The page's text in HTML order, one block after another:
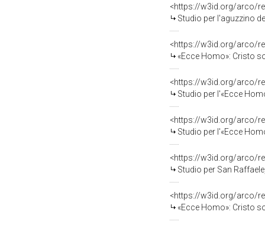
<https://w3id.org/arco/
Studio per l'aguzzino del primo
<https://w3id.org/arco/
«Ecce Homo»: Cristo
<https://w3id.org/arco/
Studio per l'«Ecce Homo»,
<https://w3id.org/arco/
Studio per l'«Ecce Homo»,
<https://w3id.org/arco/
Studio per San
<https://w3id.org/arco/
«Ecce Homo»: Cristo